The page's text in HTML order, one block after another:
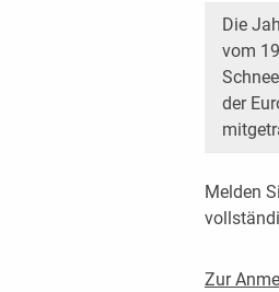
Die
vom
der
Melden
Zur